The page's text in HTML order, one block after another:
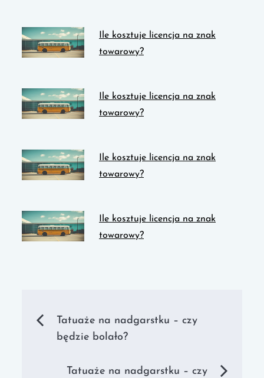
Ile kosztuje licencja na znak
towarowy?
Ile kosztuje licencja na znak
towarowy?
Ile kosztuje licencja na znak
towarowy?
Ile kosztuje licencja na znak
towarowy?
Nawigacja
Tatuaże na nadgarstku – czy
będzie bolało?
Tatuaże na nadgarstku – czy